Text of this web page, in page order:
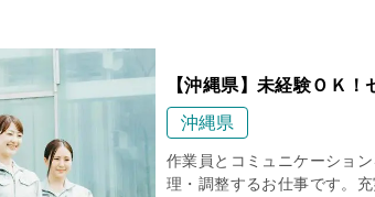
【沖縄県】未経験ＯＫ
沖縄県
作業員とコミュニケーショ
理・調整するお仕事です。